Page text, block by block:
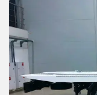
совхоза Озёры
Цибино
Часцы
Челюскинский
Черкизово